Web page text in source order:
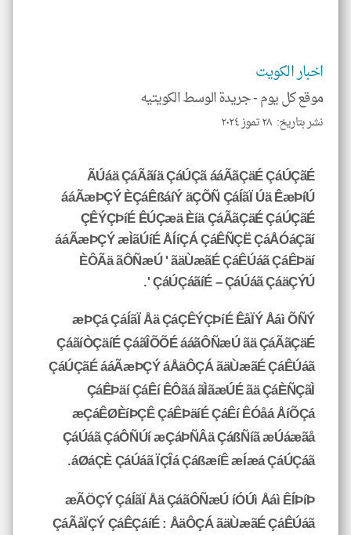
اخبار الكويت
موقع كل يوم -جريدة الوسط الكويتيه
نشر بتاريخ: ٢٨ تموز ٢٠٢٤
ÃÚáä ÇáÃãíä ÇáÚÇã ááÃãÇäÉ ÇáÚÇãÉ
ááÃæÞÇÝ ÈÇáÊßáíÝ äÇÕÑ ÇáÍãÏ Úä ÊæÞíÚ
ÇÊÝÇÞíÉ ÊÚÇæä Èíä ÇáÃãÇäÉ ÇáÚÇãÉ
ááÃæÞÇÝ æÌãÚíÉ ÅÍíÇÁ ÇáÊÑÇË ÇáÅÓáÇãí
ÈÔÃä ãÔÑæÚ ' ãäÙæãÉ ÇáÊÚáã ÇáÊÞäí
ÇáÚÇáãíÉ – ÇáÚáã ÇáäÇÝÚ '.
æÞÇá ÇáÍãÏ Åä ÇáÇÊÝÇÞíÉ ÊåÏÝ Åáì ÕÑÝ
ÇáãíÒÇäíÉ ÇáãÎÕÕÉ ááãÔÑæÚ ãä ÇáÃãÇäÉ
ÇáÚÇãÉ ááÃæÞÇÝ áÅäÔÇÁ ãäÙæãÉ ÇáÊÚáã
ÇáÊÞäí ÇáÊí ÊÔãá ãÌãæÚÉ ãä ÇáÈÑÇãÌ
æÇáÊØÈíÞÇÊ ÇáÊÞäíÉ ÇáÊí ÊÓåá ÅíÕÇá
ÇáÚáã ÇáÔÑÚí æÇáÞÑÂä ÇáßÑíã æÚáæãå
áØáÇÈ ÇáÚáã ÏÇÎá ÇáßæíÊ æÍæá ÇáÚÇáã.
æÃÖÇÝ ÇáÍãÏ Åä ÇáãÔÑæÚ íÓÚì Åáì ÊÍÞíÞ
ÇáÃåÏÇÝ ÇáÊÇáíÉ : ÅäÔÇÁ ãäÙæãÉ ÇáÊÚáã